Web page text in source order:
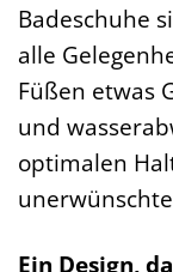
Badeschuhe
alle
Füßen etwas
und
optimalen
Ein Design,